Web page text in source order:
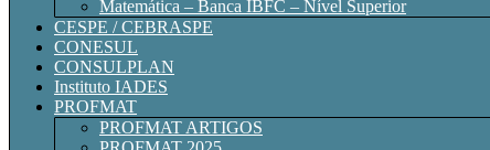
Matemática – Banca IBFC – Nível Superior
CESPE / CEBRASPE
CONESUL
CONSULPLAN
Instituto IADES
PROFMAT
PROFMAT ARTIGOS